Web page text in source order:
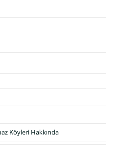
Köyleri Hakkında